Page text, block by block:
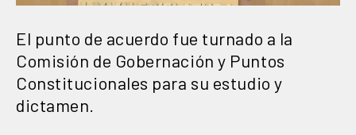
El punto de acuerdo fue turnado a la
Comisión de Gobernación y Puntos
Constitucionales para su estudio y
dictamen.